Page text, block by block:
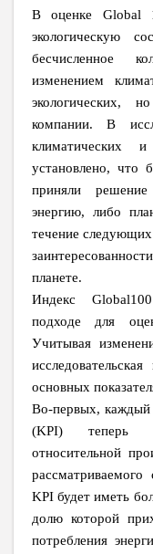
В оценке Global
экологическую
бесчисленное
изменением
экологических,
компании. В
климатических
установлено, что
приняли
энергию, либо
течение следующих
планете.
Индекс
подходе для
Учитывая
основных
Во-первых, каждый
(KPI) теперь
относительной
рассматриваемого
KPI будет иметь
долю которой
потребления